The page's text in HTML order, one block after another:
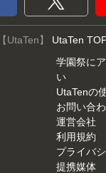
UtaTen】 UtaTen
学園祭に
い
UtaTenの
お問い合
運営会社
利用規約
プライバ
提携媒体